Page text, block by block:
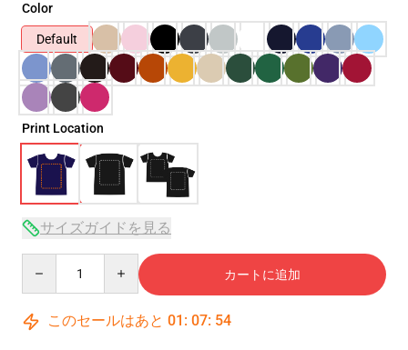
Color
Default
Print Location
サイズガイドを見る
カートに追加
このセールはあと 01 : 07: 54